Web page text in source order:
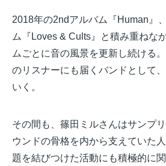
2018年の2ndアルバム『Human』
ム『Loves & Cults』と積み重ねな
ムごとに音の風景を更新し続ける
のリスナーにも届くバンドとして
いく。
その間も、篠田ミルさんはサンプ
ウンドの骨格を内から支えていた
題を結びつけた活動にも積極的に